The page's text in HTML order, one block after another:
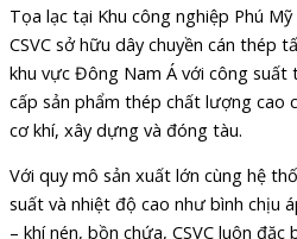
Tọa lạc tại Khu công nghiệp Phú
CSVC sở hữu dây chuyền cán thép
khu vực Đông Nam Á với công
cấp sản phẩm thép chất lượng cao
cơ khí, xây dựng và đóng tàu.
Với quy mô sản xuất lớn cùng hệ
suất và nhiệt độ cao như bình chịu
– khí nén, bồn chứa, CSVC luôn